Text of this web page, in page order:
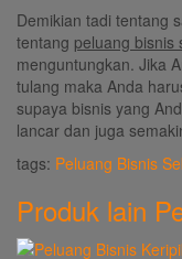
Demikian tadi tentang
tentang peluang bisnis
menguntungkan. Jika
tulang maka Anda
supaya bisnis yang
lancar dan juga
tags: Peluang Bisnis
Produk lain